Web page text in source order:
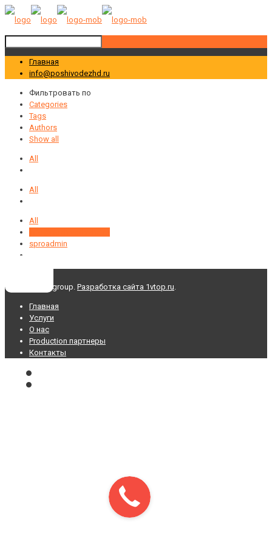
Главная
info@poshivodezhd.ru
Фильтровать по
Categories
Tags
Authors
Show all
All
All
All
sproadmin
© 2025 AIWAgroup. Разработка сайта 1vtop.ru.
Главная
Услуги
О нас
Production партнеры
Контакты